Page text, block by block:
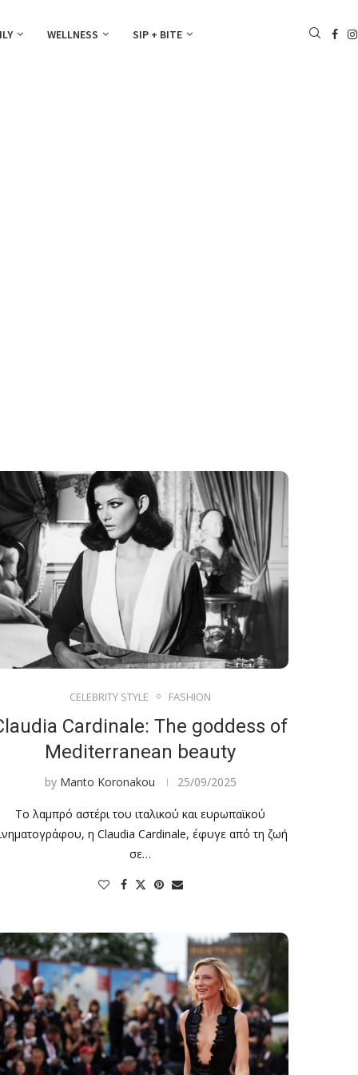
WELLNESS SIP + BITE
CELEBRITY STYLE FASHION
Cardinale: The goddess of
Mediterranean beauty
by Manto Koronakou 25/09/2025
Το λαμπρό αστέρι του ιταλικού και ευρωπαϊκού
η Claudia Cardinale, έφυγε από τη ζωή
σε…